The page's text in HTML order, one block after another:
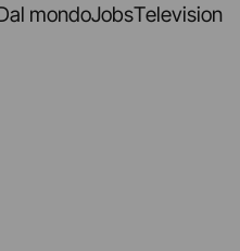
mondoJobsTelevision